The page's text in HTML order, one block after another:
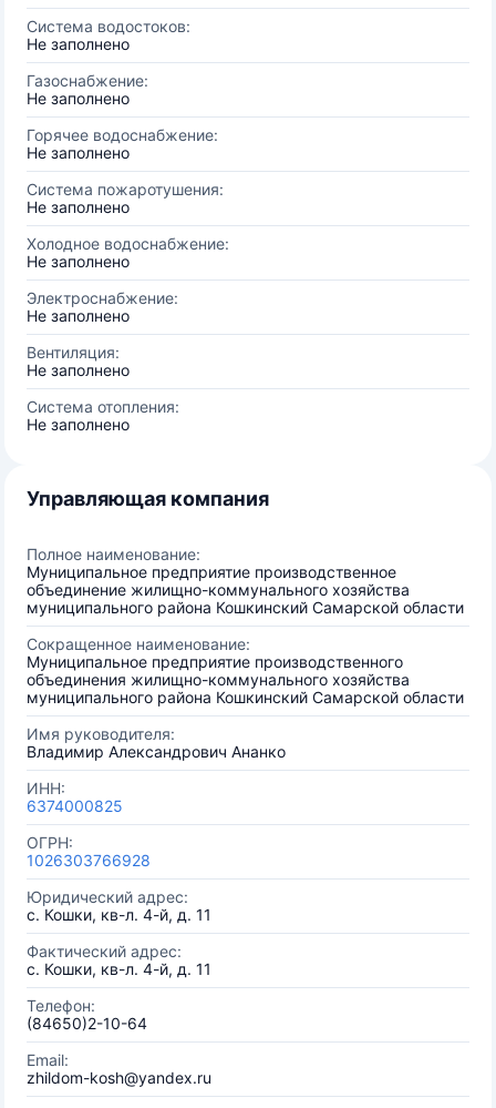
Система водостоков:
Не заполнено
Газоснабжение:
Не заполнено
Горячее водоснабжение:
Не заполнено
Система пожаротушения:
Не заполнено
Холодное водоснабжение:
Не заполнено
Электроснабжение:
Не заполнено
Вентиляция:
Не заполнено
Система отопления:
Не заполнено
Управляющая компания
Полное наименование:
Муниципальное предприятие производственное
объединение жилищно-коммунального хозяйства
муниципального района Кошкинский Самарской области
Сокращенное наименование:
Муниципальное предприятие производственного
объединения жилищно-коммунального хозяйства
муниципального района Кошкинский Самарской области
Имя руководителя:
Владимир Александрович Ананко
ИНН:
6374000825
ОГРН:
1026303766928
Юридический адрес:
с. Кошки, кв-л. 4-й, д. 11
Фактический адрес:
с. Кошки, кв-л. 4-й, д. 11
Телефон:
(84650)2-10-64
Email:
zhildom-kosh@yandex.ru